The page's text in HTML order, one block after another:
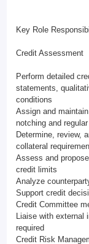
Key Role
Credit Assessment
Perform detailed
statements,
conditions
Assign and
notching and
Determine, review,
collateral
Assess and
credit limits
Analyze
Support credit
Credit Committee
Liaise with external
required
Credit Risk